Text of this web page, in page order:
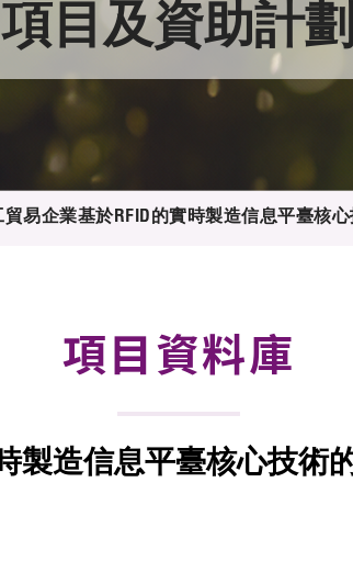
項目及資助計劃
易企業基於RFID的實時製造信息平臺核
項目資料庫
製造信息平臺核心技術